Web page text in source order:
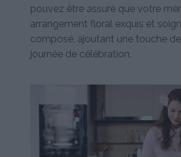
pouvez être assuré que votre
arrangement floral exquis et
composé, ajoutant une touche
journée de célébration.